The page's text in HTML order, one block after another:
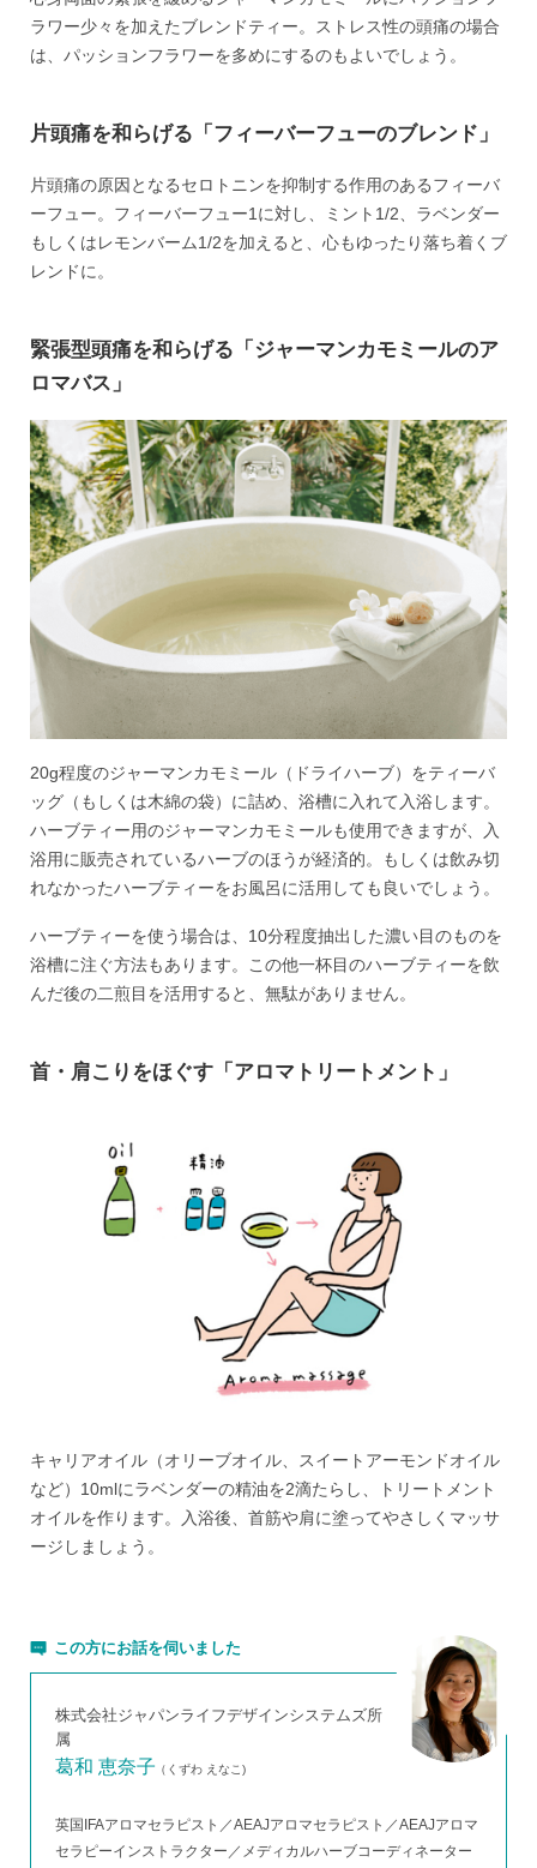
ラワー少々を加えたブレンドティー。ストレス性の頭痛の場合
は、パッションフラワーを多めにするのもよいでしょう。
片頭痛を和らげる「フィーバーフューのブレンド」
片頭痛の原因となるセロトニンを抑制する作用のあるフィーバ
ーフュー。フィーバーフュー1に対し、ミント1/2、ラベンダー
もしくはレモンバーム1/2を加えると、心もゆったり落ち着くブ
レンドに。
緊張型頭痛を和らげる「ジャーマンカモミールのア
ロマバス」
20g程度のジャーマンカモミール（ドライハーブ）をティーバ
ッグ（もしくは木綿の袋）に詰め、浴槽に入れて入浴します。
ハーブティー用のジャーマンカモミールも使用できますが、入
浴用に販売されているハーブのほうが経済的。もしくは飲み切
れなかったハーブティーをお風呂に活用しても良いでしょう。
ハーブティーを使う場合は、10分程度抽出した濃い目のものを
浴槽に注ぐ方法もあります。この他一杯目のハーブティーを飲
んだ後の二煎目を活用すると、無駄がありません。
首・肩こりをほぐす「アロマトリートメント」
キャリアオイル（オリーブオイル、スイートアーモンドオイル
など）10mlにラベンダーの精油を2滴たらし、トリートメント
オイルを作ります。入浴後、首筋や肩に塗ってやさしくマッサ
ージしましょう。
この方にお話を伺いました
株式会社ジャパンライフデザインシステムズ所
属
葛和 恵奈子 （くずわ えなこ)
英国IFAアロマセラピスト／AEAJアロマセラピスト／AEAJアロマ
セラピーインストラクター／メディカルハーブコーディネーター